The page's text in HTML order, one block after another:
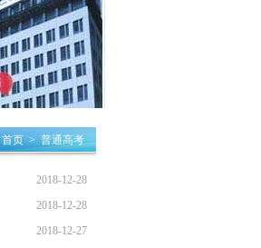
首页 > 普通高考
2018-12-28
2018-12-28
2018-12-27